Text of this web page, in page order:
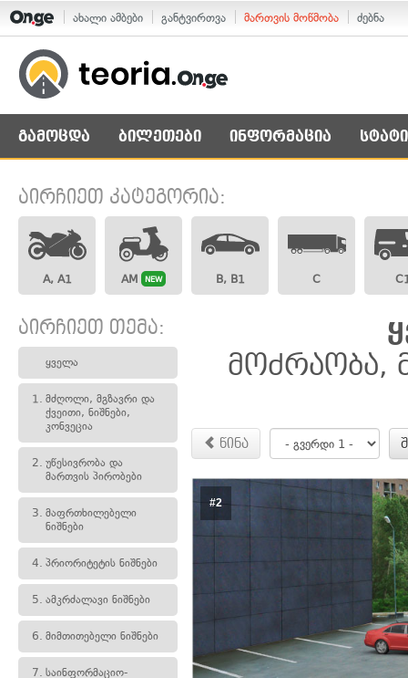
ახალი ამბები განტვირთვა მართვის მოწმობა ძებნა
გამოცდა ბილეთები ინფორმაცია
აირჩიეთ კატეგორია:
A, A1 AM NEW B, B1 C
აირჩიეთ თემა:
ყველა
1. მძღოლი, მგზავრი და
ქვეითი, ნიშნები,
კონვეცია
2. უწესივრობა და
მართვის პირობები
3. მაფრთხილებელი
ნიშნები
4. პრიორიტეტის ნიშნები
5. ამკრძალავი ნიშნები
6. მიმთითებელი ნიშნები
7. საინფორმაციო-
მოძრაობა,
წინა
#2